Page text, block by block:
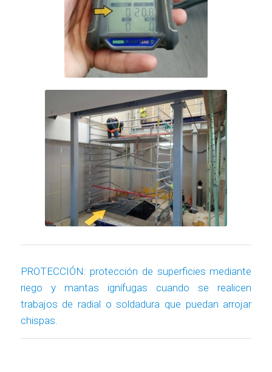
PROTECCIÓN: protección de superficies mediante
riego y mantas ignífugas cuando se realicen
trabajos de radial o soldadura que puedan arrojar
chispas.